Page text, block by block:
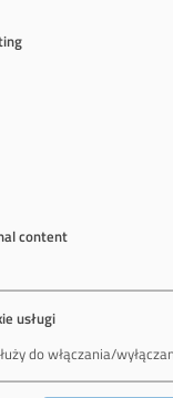
content
usługi
do włączania/